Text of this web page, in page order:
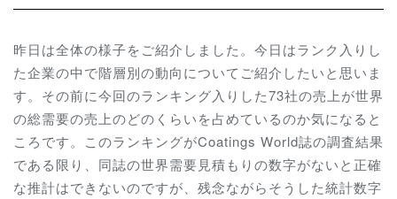
昨日は全体の様子をご紹介しました。今日はランク入りし
た企業の中で階層別の動向についてご紹介したいと思いま
す。その前に今回のランキング入りした73社の売上が世界
の総需要の売上のどのくらいを占めているのか気になると
ころです。このランキングがCoatings World誌の調査結果
である限り、同誌の世界需要見積もりの数字がないと正確
な推計はできないのですが、残念ながらそうした統計数字